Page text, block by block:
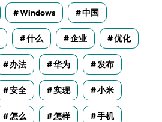
Windows 中国
什么 企业 优化
办法 华为 发布
安全 实现 小米
怎么 怎样 手机